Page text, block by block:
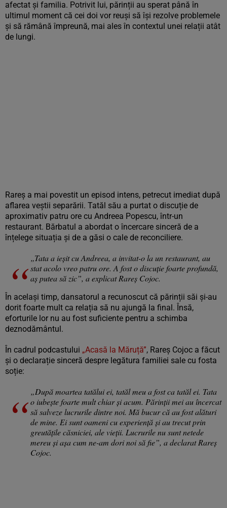
afectat și familia. Potrivit lui, părinții au sperat până în
ultimul moment că cei doi vor reuși să își rezolve problemele
și să rămână împreună, mai ales în contextul unei relații atât
de lungi.
Rareș a mai povestit un episod intens, petrecut imediat după
aflarea veștii separării. Tatăl său a purtat o discuție de
aproximativ patru ore cu Andreea Popescu, într-un
restaurant. Bărbatul a abordat o încercare sinceră de a
înțelege situația și de a găsi o cale de reconciliere.
„Tata a ieșit cu Andreea, a invitat-o la un restaurant, au
stat acolo vreo patru ore. A fost o discuție foarte profundă,
aș putea să zic”, a explicat Rareș Cojoc.
În același timp, dansatorul a recunoscut că părinții săi și-au
dorit foarte mult ca relația să nu ajungă la final. Însă,
eforturile lor nu au fost suficiente pentru a schimba
deznodământul.
În cadrul podcastului „Acasă la Măruță”, Rareș Cojoc a făcut
și o declarație sinceră despre legătura familiei sale cu fosta
soție:
„După moartea tatălui ei, tatăl meu a fost ca tatăl ei. Tata
o iubește foarte mult chiar și acum. Părinții mei au încercat
să salveze lucrurile dintre noi. Mă bucur că au fost alături
de mine. Ei sunt oameni cu experiență și au trecut prin
greutățile căsniciei, ale vieții. Lucrurile nu sunt netede
mereu și așa cum ne-am dori noi să fie”, a declarat Rareș
Cojoc.